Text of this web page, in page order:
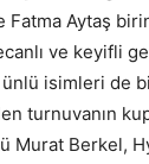
Fatma Aytaş
ve keyifli
ünlü isimleri de
turnuvanın
Murat Berkel,